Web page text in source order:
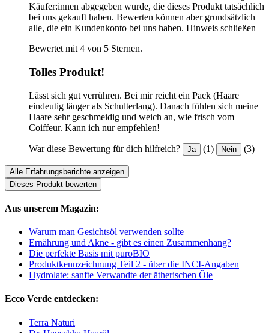
Käufer:innen abgegeben wurde, die dieses Produkt tatsächlich
bei uns gekauft haben. Bewerten können aber grundsätzlich
alle, die ein Kundenkonto bei uns haben. Hinweis schließen
Bewertet mit 4 von 5 Sternen.
Tolles Produkt!
Lässt sich gut verrühren. Bei mir reicht ein Pack (Haare
eindeutig länger als Schulterlang). Danach fühlen sich meine
Haare sehr geschmeidig und weich an, wie frisch vom
Coiffeur. Kann ich nur empfehlen!
War diese Bewertung für dich hilfreich? Ja (1) Nein (3)
Alle Erfahrungsberichte anzeigen
Dieses Produkt bewerten
Aus unserem Magazin:
Warum man Gesichtsöl verwenden sollte
Ernährung und Akne - gibt es einen Zusammenhang?
Die perfekte Basis mit puroBIO
Produktkennzeichnung Teil 2 - über die INCI-Angaben
Hydrolate: sanfte Verwandte der ätherischen Öle
Ecco Verde entdecken:
Terra Naturi